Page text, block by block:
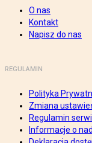
O nas
Kontakt
Napisz do nas
REGULAMIN
Polityka
Zmiana
Regulamin
Informacje o